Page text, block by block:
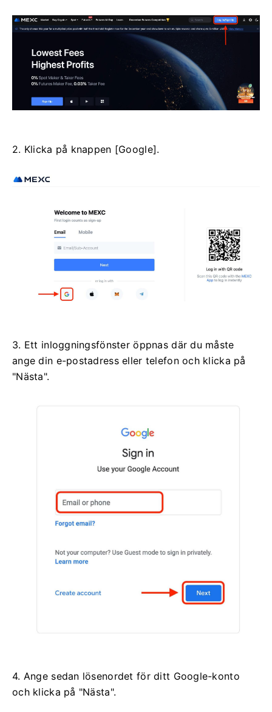
2. Klicka på knappen [Google].
3. Ett inloggningsfönster öppnas där du måste
ange din e-postadress eller telefon och klicka på
"Nästa".
4. Ange sedan lösenordet för ditt Google-konto
och klicka på "Nästa".